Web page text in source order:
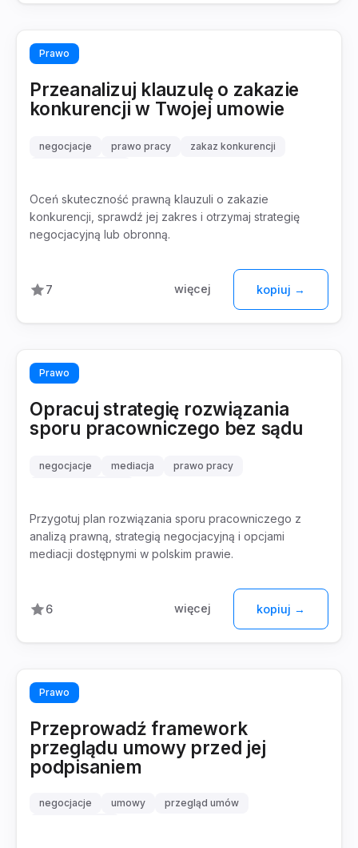
Prawo
Przeanalizuj klauzulę o zakazie
konkurencji w Twojej umowie
negocjacje prawo pracy
zakaz konkurencji
Oceń skuteczność prawną klauzuli o zakazie
konkurencji, sprawdź jej zakres i otrzymaj strategię
negocjacyjną lub obronną.
7 więcej kopiuj →
Prawo
Opracuj strategię rozwiązania
sporu pracowniczego bez sądu
negocjacje mediacja
prawo pracy
Przygotuj plan rozwiązania sporu pracowniczego z
analizą prawną, strategią negocjacyjną i opcjami
mediacji dostępnymi w polskim prawie.
6 więcej kopiuj →
Prawo
Przeprowadź framework
przeglądu umowy przed jej
podpisaniem
negocjacje umowy
przegląd umów